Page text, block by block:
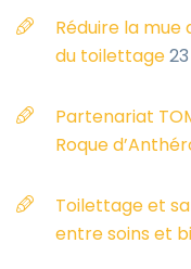
Réduire la mue
du toilettage
Partenariat
Roque
Toilettage et
entre soins et